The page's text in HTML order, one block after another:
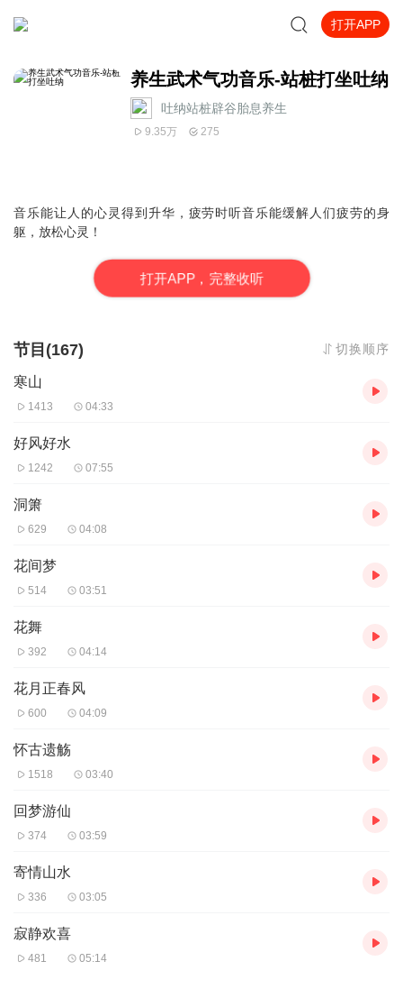
打开APP
养生武术气功音乐-站桩打坐吐纳
吐纳站桩辟谷胎息养生
9.35万 275
音乐能让人的心灵得到升华，疲劳时听音乐能缓解人们疲劳的身
躯，放松心灵！
打开APP，完整收听
节目(167) 切换顺序
寒山
1413 04:33
好风好水
1242 07:55
洞箫
629 04:08
花间梦
514 03:51
花舞
392 04:14
花月正春风
600 04:09
怀古遗觞
1518 03:40
回梦游仙
374 03:59
寄情山水
336 03:05
寂静欢喜
481 05:14